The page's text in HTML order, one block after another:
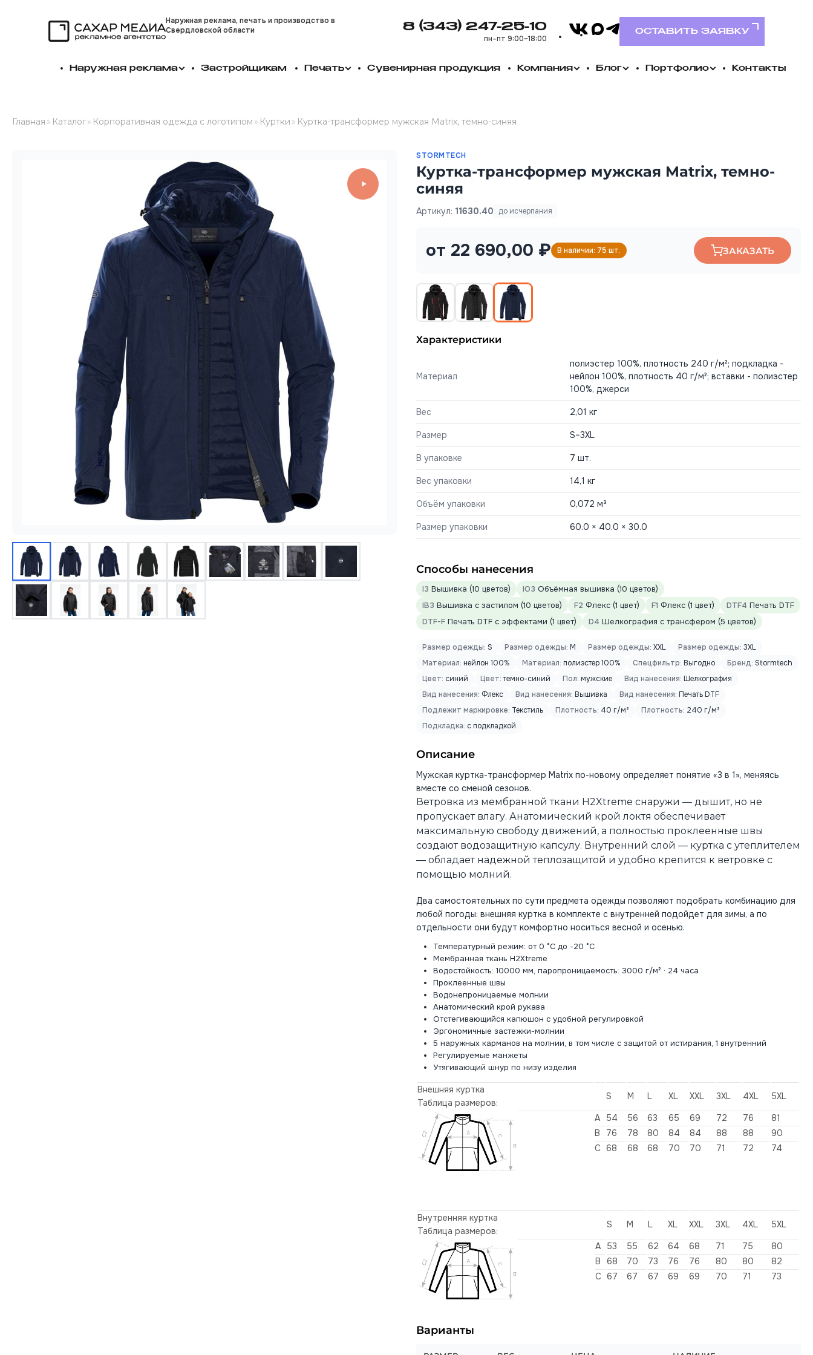
Наружная реклама, печать и производство в
Свердловской области
8 (343) 247-25-10
пн–пт 9:00–18:00
VK MAXTelegramОСТАВИТЬ ЗАЯВКУ
Наружная реклама Застройщикам Печать Сувенирная продукция Компания Блог Портфолио Контакты
Главная » Каталог» Корпоративная одежда с логотипом » Куртки » Куртка-трансформер мужская Matrix, темно-синяя
STORMTECH
Куртка-трансформер мужская Matrix, темно-
синяя
Артикул: 11630.40 до исчерпания
от 22 690,00 ₽ В наличии: 75 шт. ЗАКАЗАТЬ
Характеристики
Материал
полиэстер 100%, плотность 240 г/м²; подкладка -
нейлон 100%, плотность 40 г/м²; вставки - полиэстер
100%, джерси
Вес 2,01 кг
Размер S–3XL
В упаковке 7 шт.
Вес упаковки 14,1 кг
Объём упаковки 0,072 м³
Размер упаковки 60.0 × 40.0 × 30.0
Способы нанесения
I3 Вышивка (10 цветов) IO3 Объёмная вышивка (10 цветов)
IB3 Вышивка с застилом (10 цветов) F2 Флекс (1 цвет) F1 Флекс (1 цвет) DTF4 Печать DTF
DTF-F Печать DTF с эффектами (1 цвет) D4 Шелкография с трансфером (5 цветов)
Размер одежды: S Размер одежды: M Размер одежды: XXL Размер одежды: 3XL
Материал: нейлон 100% Материал: полиэстер 100% Спецфильтр: Выгодно Бренд: Stormtech
Цвет: синий Цвет:темно-синий Пол: мужские Вид нанесения: Шелкография
Вид нанесения: Флекс Вид нанесения: Вышивка Вид нанесения: Печать DTF
Подлежит маркировке: Текстиль Плотность: 40 г/м² Плотность: 240 г/м²
Подкладка: с подкладкой
Описание
Мужская куртка-трансформер Matrix по-новому определяет понятие «3 в 1», меняясь
вместе со сменой сезонов.
Ветровка из мембранной ткани H2Xtreme снаружи — дышит, но не
пропускает влагу. Анатомический крой локтя обеспечивает
максимальную свободу движений, а полностью проклеенные швы
создают водозащитную капсулу. Внутренний слой — куртка с утеплителем
— обладает надежной теплозащитой и удобно крепится к ветровке с
помощью молний.
Два самостоятельных по сути предмета одежды позволяют подобрать комбинацию для
любой погоды: внешняя куртка в комплекте с внутренней подойдет для зимы, а по
отдельности они будут комфортно носиться весной и осенью.
Температурный режим: от 0 °C до -20 °C
Мембранная ткань H2Xtreme
Водостойкость: 10000 мм, паропроницаемость: 3000 г/м² · 24 часа
Проклеенные швы
Водонепроницаемые молнии
Анатомический крой рукава
Отстегивающийся капюшон с удобной регулировкой
Эргономичные застежки-молнии
5 наружных карманов на молнии, в том числе с защитой от истирания, 1 внутренний
Регулируемые манжеты
Утягивающий шнур по низу изделия
Внешняя куртка
Таблица размеров:
S M L XL XXL 3XL 4XL
5XL
А
54 56 63 65 69 72 76
81
В
76 78 80 84 84 88 88
90
С 68 68 68 70 70 71 72 74
Внутренняя куртка
Таблица размеров:
S M L XL XXL 3XL 4XL
5XL
А
53 55 62 64 68 71 75
80
В
68 70 73 76 76 80 80
82
С 67 67 67 69 69 70 71 73
Варианты